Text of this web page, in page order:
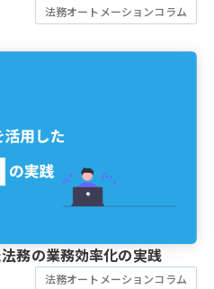
法務オートメーションコラム
務の業務効率化の実践
法務オートメーションコラム